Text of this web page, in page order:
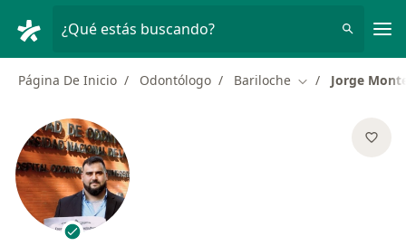
¿Qué estás buscando?
Página De Inicio Odontólogo Bariloche Cambiar de
Jorge